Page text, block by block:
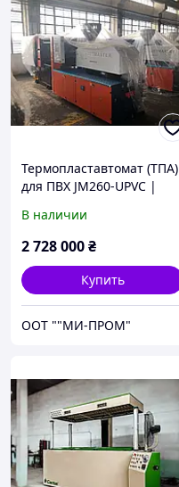
Термопластавтомат (ТПА)
для ПВХ JM260-UPVC |
В наличии
2 728 000₴
Купить
ООТ ""МИ-ПРОМ"